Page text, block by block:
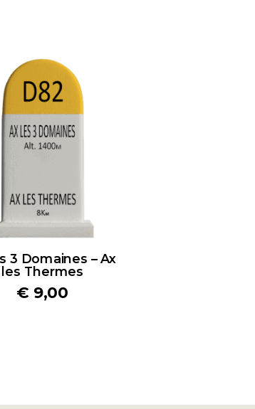
3 Domaines – Ax
les Thermes
€ 9,00